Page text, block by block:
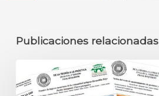
Publicaciones relacionadas